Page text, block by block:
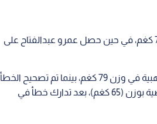
في فئة المصارعة الرومانية، أحرز عمر ضراغمة الميدالية البرونزية بوزن 72 كغم، في حين حصل عمرو عبدالفتاح على
من ناحية أخرى، تألق أرزو شاميل في المصارعة الحرة وحقق الميدالية الذهبية في وزن 79 كغم، بينما تم تصحيح الخطأ
في إعلان نتائج وزن 97 كغم، فيما ظفر اللاعب زيد اسحاق بالميدالية الفضية بوزن (65 كغم)، بعد تدارك خطأ في